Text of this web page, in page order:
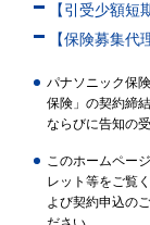
【引受少額
【保険募集
パナソニック保
保険」の契約締
ならびに告知の
このホームペー
レット等をご覧
よび契約申込の